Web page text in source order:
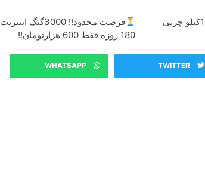
از الان تا آخر تابستون حداقل 12کیلو چربی
فرصت محدود!! 3000گیگ
180 روزه فقط 600 هزارتومان!!
TWITTER
WHATSAPP